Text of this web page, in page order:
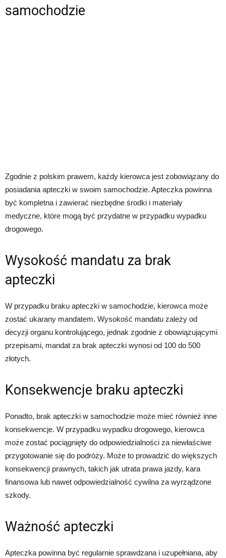
samochodzie
Zgodnie z polskim prawem, każdy kierowca jest zobowiązany do
posiadania apteczki w swoim samochodzie. Apteczka powinna
być kompletna i zawierać niezbędne środki i materiały
medyczne, które mogą być przydatne w przypadku wypadku
drogowego.
Wysokość mandatu za brak
apteczki
W przypadku braku apteczki w samochodzie, kierowca może
zostać ukarany mandatem. Wysokość mandatu zależy od
decyzji organu kontrolującego, jednak zgodnie z obowiązującymi
przepisami, mandat za brak apteczki wynosi od 100 do 500
złotych.
Konsekwencje braku apteczki
Ponadto, brak apteczki w samochodzie może mieć również inne
konsekwencje. W przypadku wypadku drogowego, kierowca
może zostać pociągnięty do odpowiedzialności za niewłaściwe
przygotowanie się do podróży. Może to prowadzić do większych
konsekwencji prawnych, takich jak utrata prawa jazdy, kara
finansowa lub nawet odpowiedzialność cywilna za wyrządzone
szkody.
Ważność apteczki
Apteczka powinna być regularnie sprawdzana i uzupełniana, aby